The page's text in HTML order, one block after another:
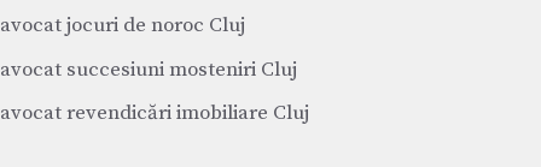
avocat jocuri de noroc Cluj
avocat succesiuni mosteniri Cluj
avocat revendicări imobiliare Cluj